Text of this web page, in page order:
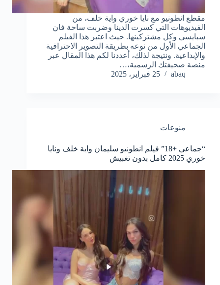
مقطع انطونيو مع نايا خوري واية خلف، من
الفيديوهات التي كسرت الدينا وضربت ساحة فان
سبايسي وكل مشتركينها. حيث اعتبر هذا الفيلم
الجماعي الأول من نوعه بطريقة التصوير الاحترافية
والإبداعية. ونتيجة لذلك، أعددنا لكم هذا المقال عبر
منصة صحيفتك الرسمية،…
abaq
25 فبراير، 2025
منوعات
“جماعي +18” فيلم انطونيو سليمان واية خلف ونايا
خوري 2025 كامل بدون تغبيش